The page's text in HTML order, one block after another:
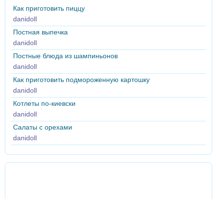
Как приготовить пиццу
danidoll
Постная выпечка
danidoll
Постные блюда из шампиньонов
danidoll
Как приготовить подмороженную картошку
danidoll
Котлеты по-киевски
danidoll
Салаты с орехами
danidoll